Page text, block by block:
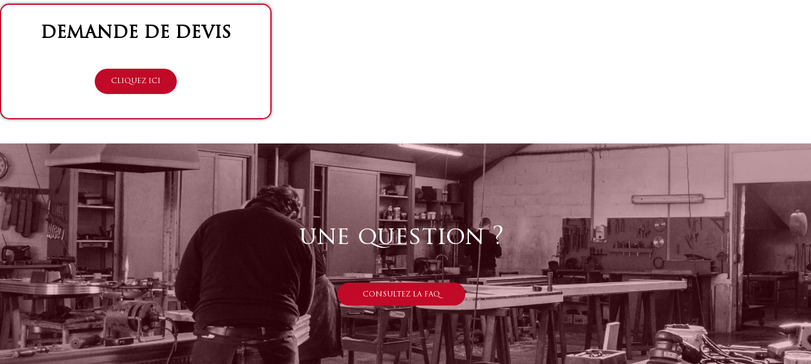
DEMANDE DE DEVIS
CLIQUEZ ICI
une question ?
CONSULTEZ LA FAQ